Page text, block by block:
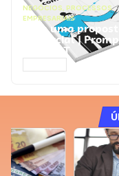
NEGÓCIOS, PROCESSOS
EMPRESARIAIS
Faça uma
comercial |
ChatGPT